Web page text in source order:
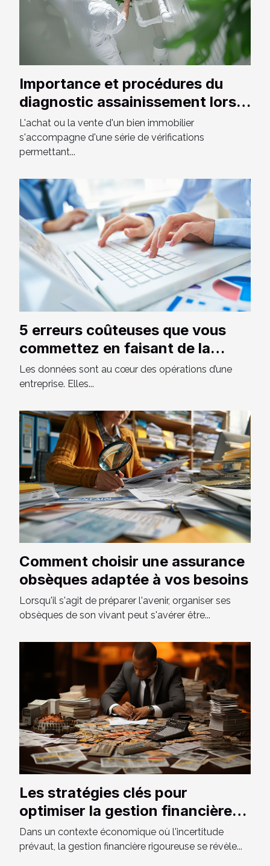
Importance et procédures du
diagnostic assainissement lors
de la vente
L'achat ou la vente d'un bien immobilier
s'accompagne d'une série de vérifications
permettant...
5 erreurs coûteuses que vous
commettez en faisant de la
saisie des données
Les données sont au cœur des opérations d’une
entreprise. Elles...
Comment choisir une assurance
obsèques adaptée à vos besoins
Lorsqu'il s'agit de préparer l'avenir, organiser ses
obsèques de son vivant peut s'avérer être...
Les stratégies clés pour
optimiser la gestion financière
d'une petite entreprise en
période de crise
Dans un contexte économique où l'incertitude
prévaut, la gestion financière rigoureuse se révèle...